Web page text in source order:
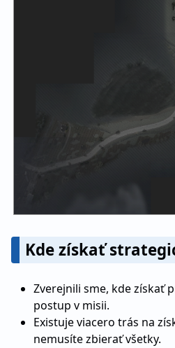
Kde získať
Zverejnili sme, kde získať
postup v misii.
Existuje viacero trás na
nemusíte zbierať všetky.